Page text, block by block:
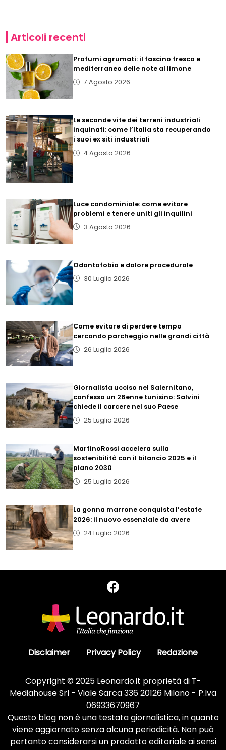
Articoli recenti
Profumi agrumati: il fascino fresco e
mediterraneo delle note al limone
7 Agosto 2026
Le seconde vite dei terreni industriali
inquinati: come l’Italia sta recuperando
i suoi ex siti industriali
4 Agosto 2026
Luce condominiale: come evitare
problemi e tenere uniti gli inquilini
3 Agosto 2026
Odontofobia e dolore procedurale
30 Luglio 2026
Come evitare di perdere tempo
cercando parcheggio nelle grandi città
26 Luglio 2026
Giornalista ucciso nel Salernitano,
confessa un 26enne tunisino: Salvini
chiede il carcere nel suo Paese
25 Luglio 2026
MartinoRossi accelera sulla
sostenibilità con il bilancio 2025 e il
piano 2030
25 Luglio 2026
La gonna marrone conquista l’estate
2026: il nuovo essenziale da avere
24 Luglio 2026
Disclaimer Privacy Policy Redazione
Copyright © 2025 Leonardo.it proprietà di T-
Mediahouse Srl - Viale Sarca 336 20126 Milano - P.Iva
06933670967
Questo blog non è una testata giornalistica, in quanto
viene aggiornato senza alcuna periodicità. Non può
pertanto considerarsi un prodotto editoriale ai sensi